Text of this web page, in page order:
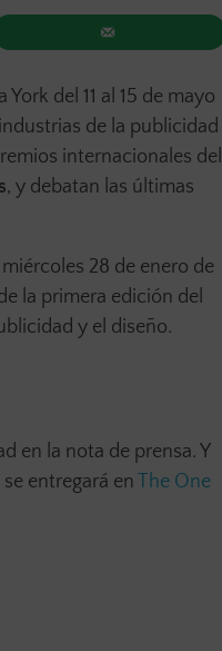
del 11 al 15 de mayo
de la publicidad
internacionales del
, y debatan las últimas
28 de enero de
la primera edición del
y el diseño.
en la nota de prensa. Y
entregará en The One